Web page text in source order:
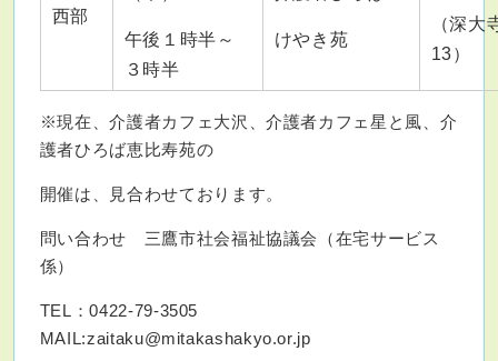
西部
午後１時半～
３時半
けやき苑
（深大
13）
※現在、介護者カフェ大沢、介護者カフェ星と風、介
護者ひろば恵比寿苑の
開催は、見合わせております。
問い合わせ 三鷹市社会福祉協議会（在宅サービス
係）
TEL：0422-79-3505
MAIL:zaitaku@mitakashakyo.or.jp